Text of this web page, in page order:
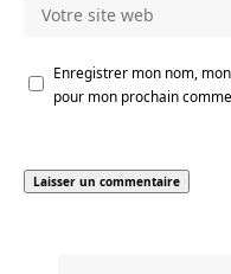
Enregistrer mon nom,
pour mon prochain